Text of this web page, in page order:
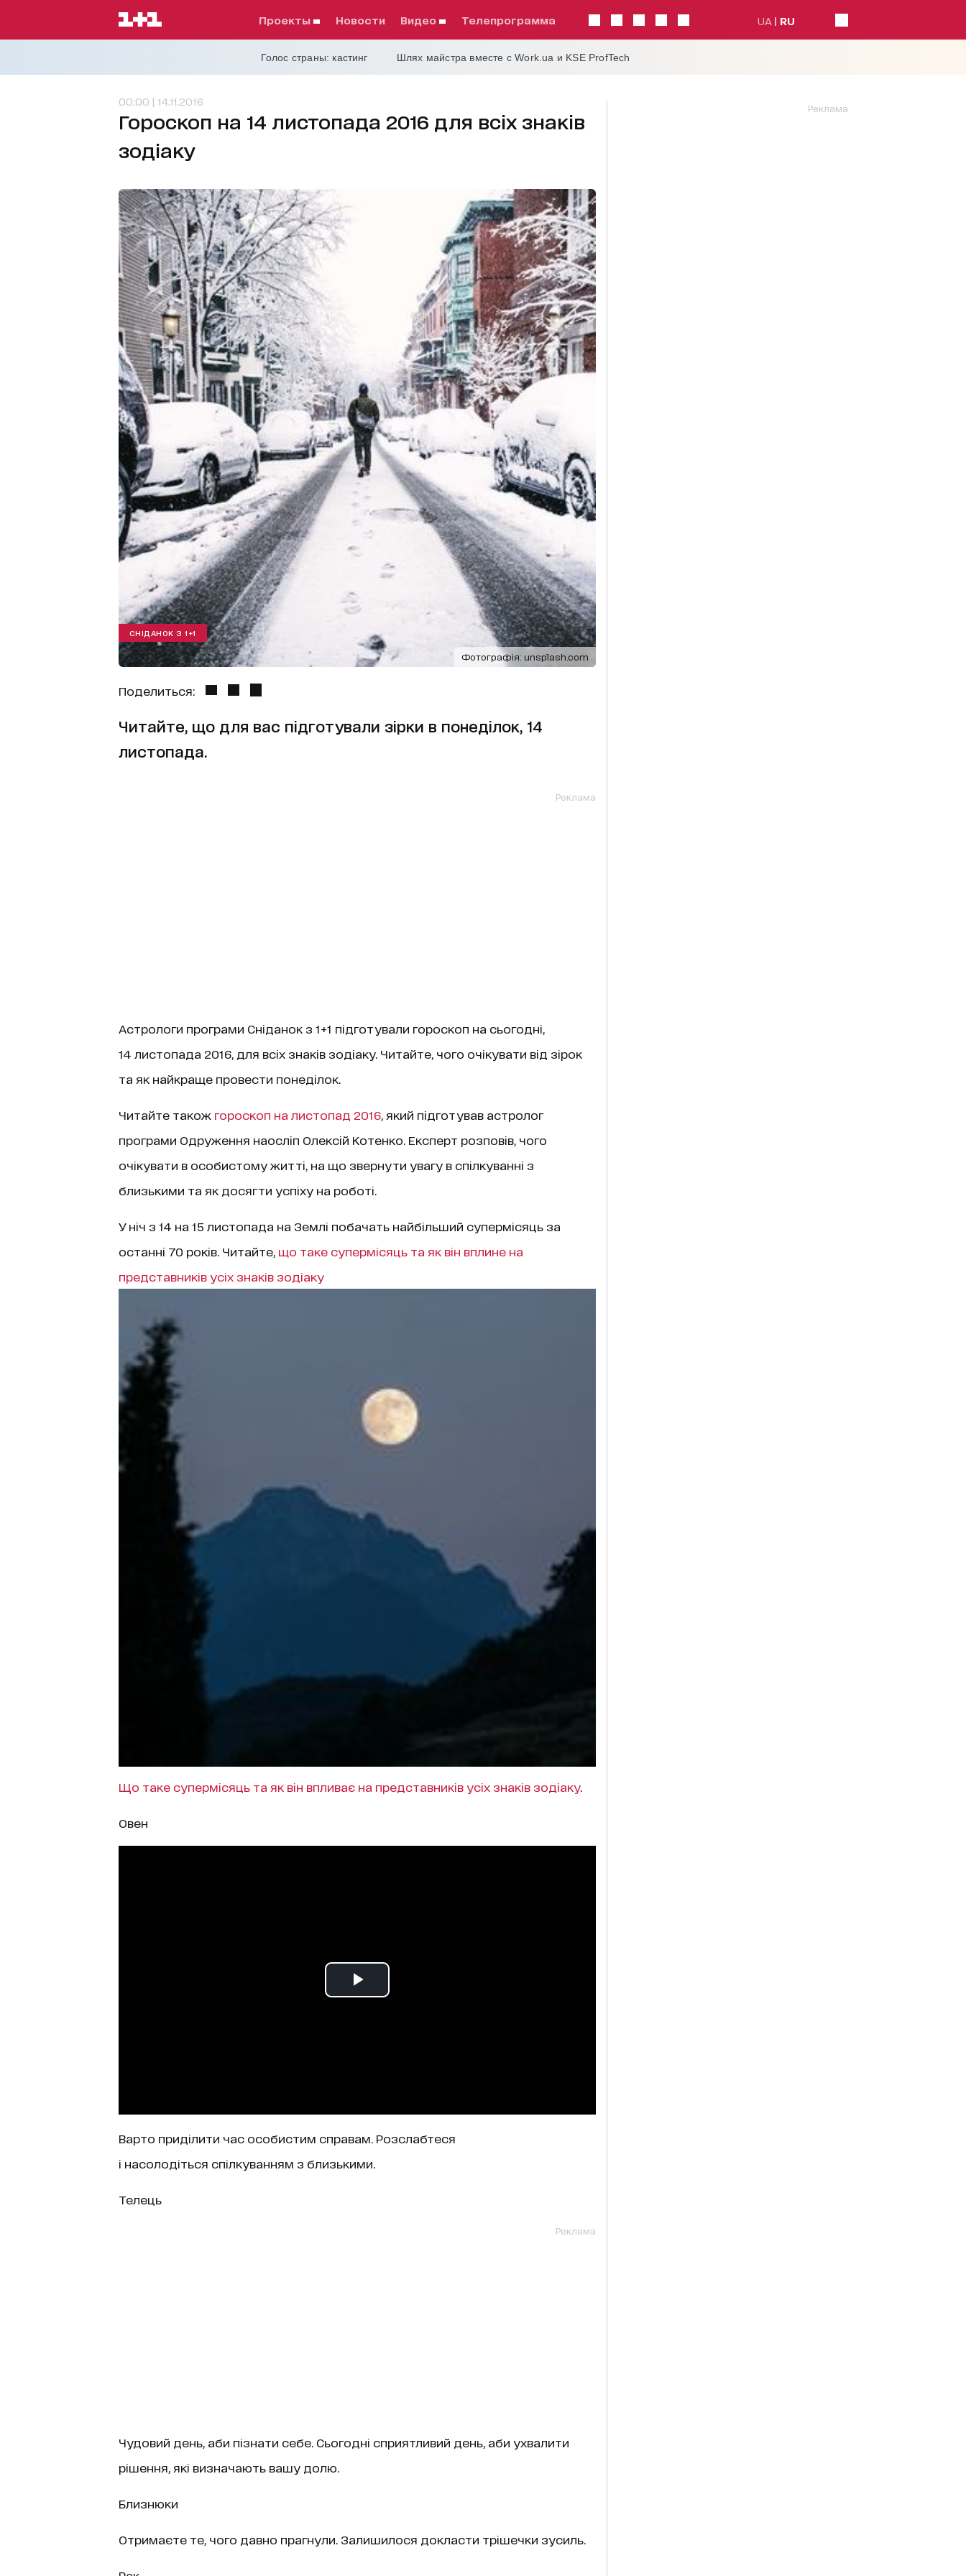
проекты Новости видео телепрограмма UA RU
Голос страны: кастинг Шлях майстра вместе с Work.ua и KSE ProfTech
00:00 | 14.11.2016
Гороскоп на 14 листопада 2016 для всіх знаків
зодіаку
Фотографія: unsplash.com
СНІДАНОК З 1+1
Поделиться:
Читайте, що для вас підготували зірки в понеділок, 14
листопада.
Реклама
Астрологи програми Сніданок з 1+1 підготували гороскоп на сьогодні,
14 листопада 2016, для всіх знаків зодіаку. Читайте, чого очікувати від зірок
та як найкраще провести понеділок.
Читайте також гороскоп на листопад 2016, який підготував астролог
програми Одруження наосліп Олексій Котенко. Експерт розповів, чого
очікувати в особистому житті, на що звернути увагу в спілкуванні з
близькими та як досягти успіху на роботі.
У ніч з 14 на 15 листопада на Землі побачать найбільший супермісяць за
останні 70 років. Читайте, що таке супермісяць та як він вплине на
представників усіх знаків зодіаку
Що таке супермісяць та як він впливає на представників усіх знаків зодіаку.
Овен
Варто приділити час особистим справам. Розслабтеся
і насолодіться спілкуванням з близькими.
Телець
Реклама
Чудовий день, аби пізнати себе. Сьогодні сприятливий день, аби ухвалити
рішення, які визначають вашу долю.
Близнюки
Отримаєте те, чого давно прагнули. Залишилося докласти трішечки зусиль.
Реклама